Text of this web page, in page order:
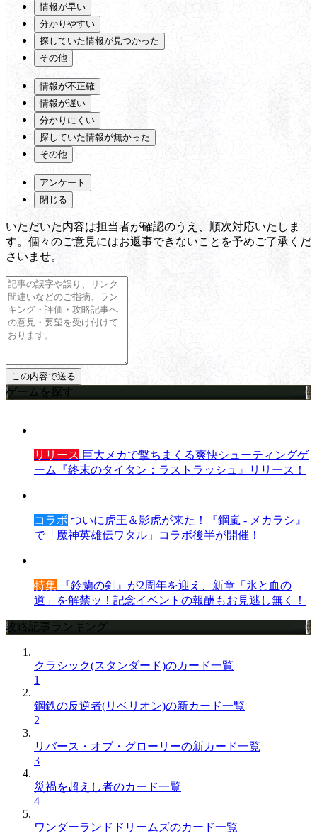
情報が早い
分かりやすい
探していた情報が見つかった
その他
情報が不正確
情報が遅い
分かりにくい
探していた情報が無かった
その他
アンケート
閉じる
いただいた内容は担当者が確認のうえ、順次対応いたしま
す。個々のご意見にはお返事できないことを予めご了承くだ
さいませ。
ゲームを探す
リリース 巨大メカで撃ちまくる爽快シューティングゲ
ーム『終末のタイタン：ラストラッシュ』リリース！
コラボ ついに虎王＆影虎が来た！『鋼嵐 - メカラシ』
で「魔神英雄伝ワタル」コラボ後半が開催！
特集 『鈴蘭の剣』が2周年を迎え、新章「氷と血の
道」を解禁ッ！記念イベントの報酬もお見逃し無く！
攻略記事ランキング
クラシック(スタンダード)のカード一覧
1
鋼鉄の反逆者(リベリオン)の新カード一覧
2
リバース・オブ・グローリーの新カード一覧
3
災禍を超えし者のカード一覧
4
ワンダーランドドリームズのカード一覧